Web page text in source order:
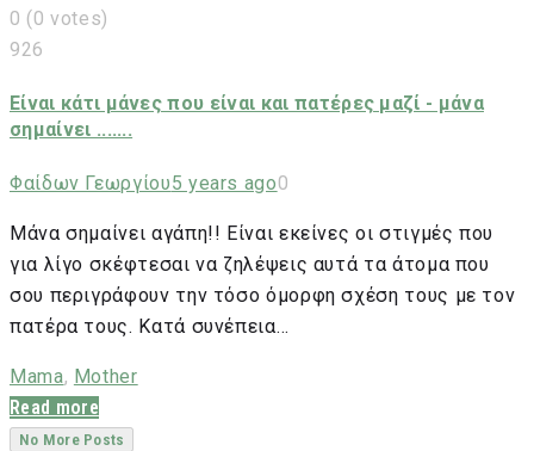
0 (0 votes)
926
Είναι κάτι μάνες που είναι και πατέρες μαζί - μάνα
σημαίνει .......
Φαίδων Γεωργίου5 years ago0
Μάνα σημαίνει αγάπη!! Είναι εκείνες οι στιγμές που
για λίγο σκέφτεσαι να ζηλέψεις αυτά τα άτομα που
σου περιγράφουν την τόσο όμορφη σχέση τους με τον
πατέρα τους. Κατά συνέπεια…
Mama, Mother
Read more
No More Posts